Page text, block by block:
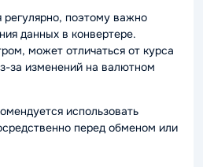
регулярно, поэтому важно
данных в конвертере.
может отличаться от курса
за изменений на валютном
использовать
перед обменом или